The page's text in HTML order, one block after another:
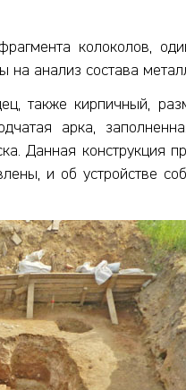
колоколов,
на анализ состава
также кирпичный,
арка,
Данная конструкция
и об устройстве